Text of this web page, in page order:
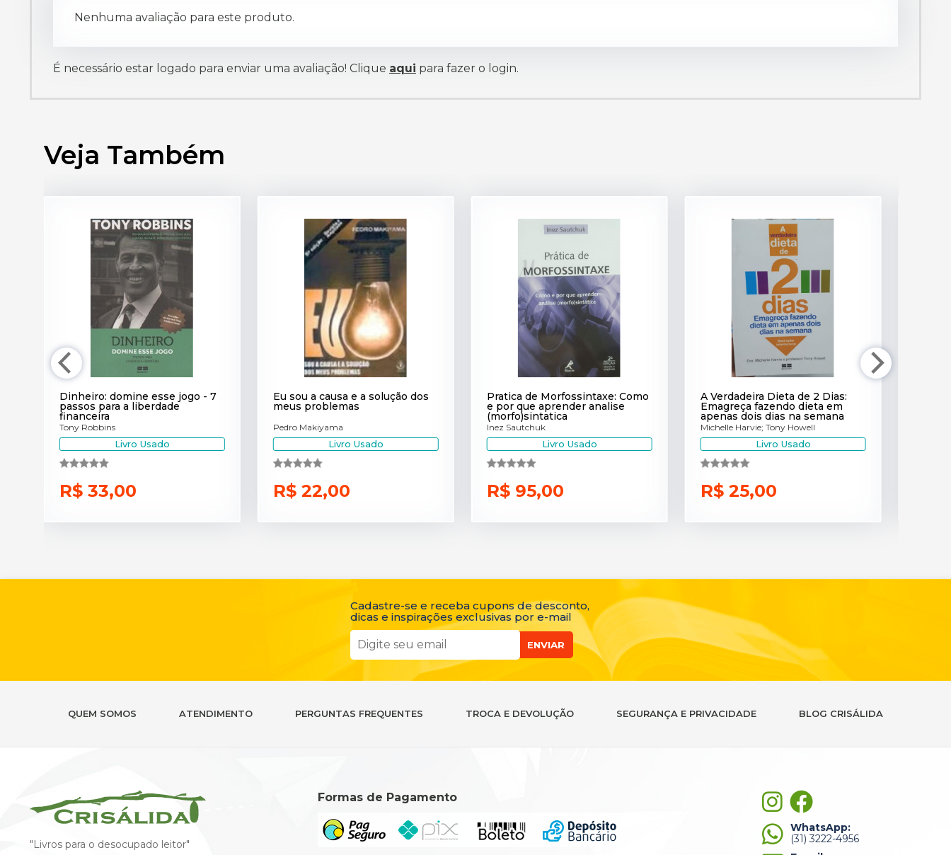
Nenhuma avaliação para este produto.
É necessário estar logado para enviar uma avaliação! Clique aqui para fazer o login.
Veja Também
Dinheiro: domine esse jogo - 7
passos para a liberdade
financeira
Tony Robbins
Livro Usado
R$ 33,00
Eu sou a causa e a solução dos
meus problemas
Pedro Makiyama
Livro Usado
R$ 22,00
Pratica de Morfossintaxe: Como
e por que aprender analise
(morfo)sintatica
Inez Sautchuk
Livro Usado
R$ 95,00
A Verdadeira Dieta de 2 Dias:
Emagreça fazendo dieta em
apenas dois dias na semana
Michelle Harvie; Tony Howell
Livro Usado
R$ 25,00
Cadastre-se e receba cupons de desconto,
dicas e inspirações exclusivas por e-mail
ENVIAR
QUEM SOMOS ATENDIMENTO PERGUNTAS FREQUENTES TROCA E DEVOLUÇÃO SEGURANÇA E PRIVACIDADE BLOG CRISÁLIDA
"Livros para o desocupado leitor"
Formas de Pagamento
WhatsApp:
(31) 3222-4956